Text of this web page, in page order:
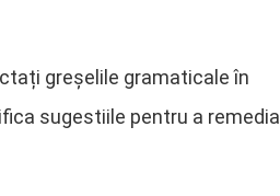
greșelile gramaticale în
sugestiile pentru a remedia